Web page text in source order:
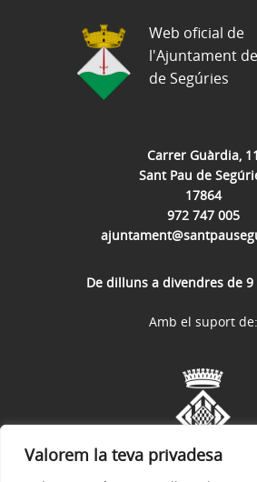
Valorem la teva privadesa
Carrer Guàrdia, 11
Sant Pau de
17864
972 747 005
De dilluns a divendres de 9
Web oficial de
l'Ajuntament
de Segúries
Amb el suport de: